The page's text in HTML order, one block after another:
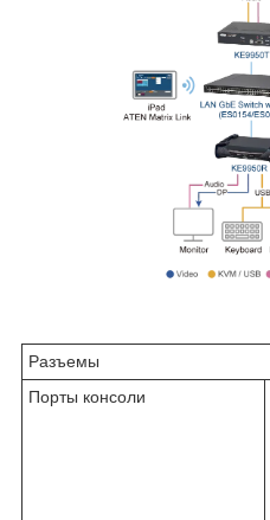
Разъемы
Порты консоли